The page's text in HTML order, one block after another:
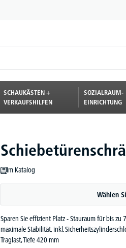
SCHAUKÄSTEN +
VERKAUFSHILFEN
SOZIALRAUM-
EINRICHTUNG
Im Katalog
Wählen
Sparen Sie effizient Platz - Stauraum für bis zu
maximale Stabilität, inkl.
Traglast, Tiefe 420 mm